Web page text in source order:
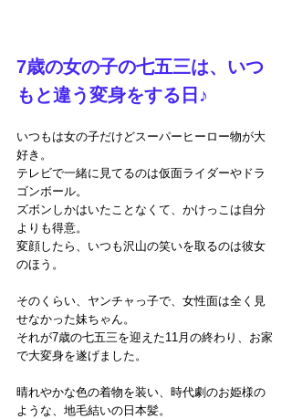
7歳の女の子の七五三は、いつ
もと違う変身をする日♪
いつもは女の子だけどスーパーヒーロー物が大
好き。
テレビで一緒に見てるのは仮面ライダーやドラ
ゴンボール。
ズボンしかはいたことなくて、かけっこは自分
よりも得意。
変顔したら、いつも沢山の笑いを取るのは彼女
のほう。
そのくらい、ヤンチャっ子で、女性面は全く見
せなかった妹ちゃん。
それが7歳の七五三を迎えた11月の終わり、お家
で大変身を遂げました。
晴れやかな色の着物を装い、時代劇のお姫様の
ような、地毛結いの日本髪。